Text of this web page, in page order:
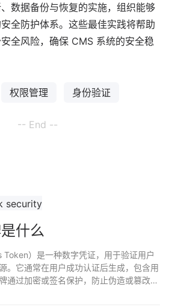
数据备份与恢复的实施，组织能够
全防护体系。这些最佳实践将帮助
全风险，确保 CMS 系统的安全稳
权限管理 身份验证
-- End --
什么
）是一种数字凭证，用于验证用户
。它通常在用户成功认证后生成，包含用
通过加密或签名保护，防止伪造或篡改。